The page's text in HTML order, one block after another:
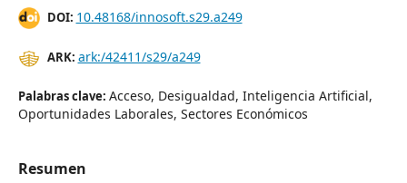
DOI: 10.48168/innosoft.s29.a249
ARK: ark:/42411/s29/a249
Palabras clave: Acceso, Desigualdad, Inteligencia Artificial,
Oportunidades Laborales, Sectores Económicos
Resumen